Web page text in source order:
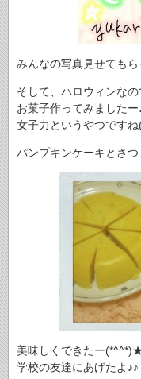
みんなの写真見せても
そして、ハロウィンなの
お菓子作ってみましたー
女子力というやつです
パンプキンケーキとさ
美味しくできたー
学校の友達にあげたよ♪♪